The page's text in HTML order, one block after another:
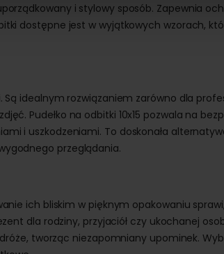
i stylowy sposób. Zapewnia
dostępne jest w wyjątkowych wzorach,
idealnym rozwiązaniem zarówno dla
Pudełko na odbitki 10x15 pozwala na
i uszkodzeniami. To doskonała
przeglądania.
ich bliskim w pięknym opakowaniu
dla rodziny, przyjaciół czy ukochanej
tworząc niezapomniany upominek.